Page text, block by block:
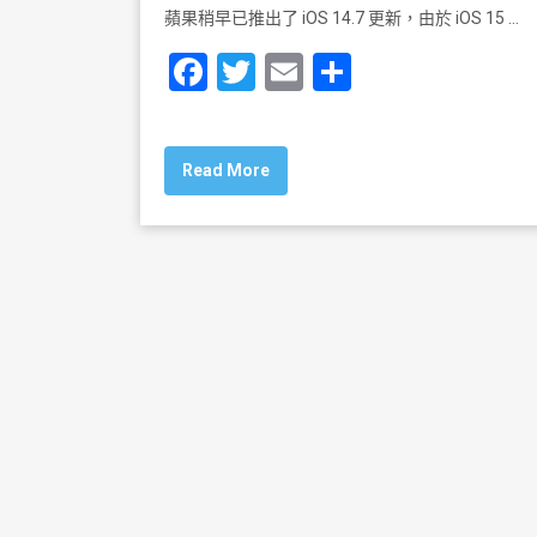
蘋果稍早已推出了 iOS 14.7 更新，由於 iOS 15 …
F
c
e
b
T
tt
er
E
Read More